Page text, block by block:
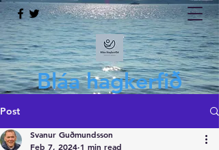
Bláa hagkerfið
Post
Svanur Guðmundsson
Feb 7, 2024 1 min read